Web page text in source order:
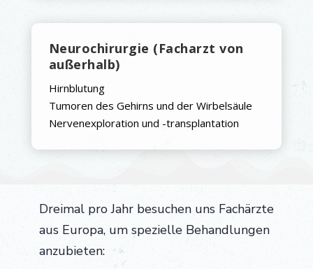
Neurochirurgie (Facharzt von
außerhalb)
Hirnblutung
Tumoren des Gehirns und der Wirbelsäule
Nervenexploration und -transplantation
Dreimal pro Jahr besuchen uns Fachärzte
aus Europa, um spezielle Behandlungen
anzubieten: